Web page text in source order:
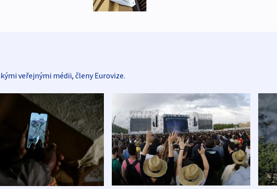
veřejnými médii, členy Eurovize.